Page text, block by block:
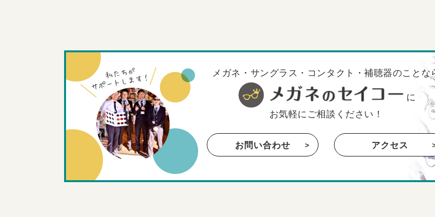
メガネ・サングラス・コンタクト・補聴器のことな
に
お気軽にご相談ください！
お問い合わせ アクセス